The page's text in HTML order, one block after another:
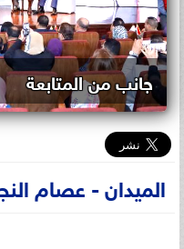
جانب من المتابعة
الميدان - عصام